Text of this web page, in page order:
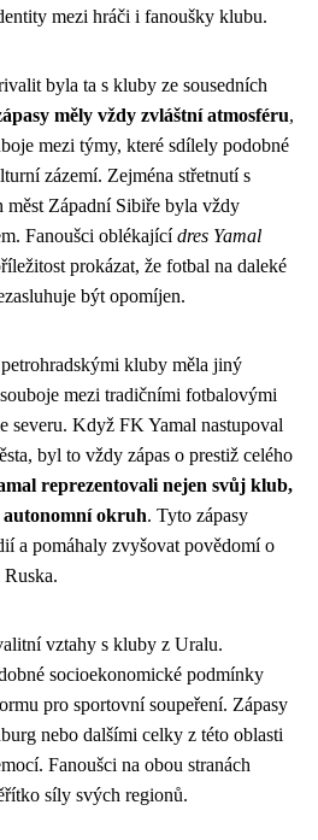
mezi hráči i fanoušky klubu.
byla ta s kluby ze sousedních
měly vždy zvláštní atmosféru,
mezi týmy, které sdílely podobné
zázemí. Zejména střetnutí s
Západní Sibiře byla vždy
Fanoušci oblékajícídres Yamal
prokázat, že fotbal na daleké
být opomíjen.
kluby měla jiný
mezi tradičními fotbalovými
severu. Když FK Yamal nastupoval
byl to vždy zápas o prestiž celého
reprezentovali nejen svůj klub,
autonomní okruh. Tyto zápasy
a pomáhaly zvyšovat povědomí o
vztahy s kluby z Uralu.
socioekonomické podmínky
pro sportovní soupeření. Zápasy
nebo dalšími celky z této oblasti
Fanoušci na obou stranách
síly svých regionů.